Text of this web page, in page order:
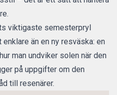
viktigaste semesterpryl
än en ny resväska: en
man undviker solen när den
på uppgifter om den
till resenärer.